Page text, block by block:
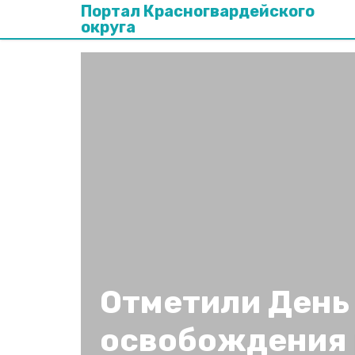
Портал Красногвардейского
округа
Отметили День
освобождения